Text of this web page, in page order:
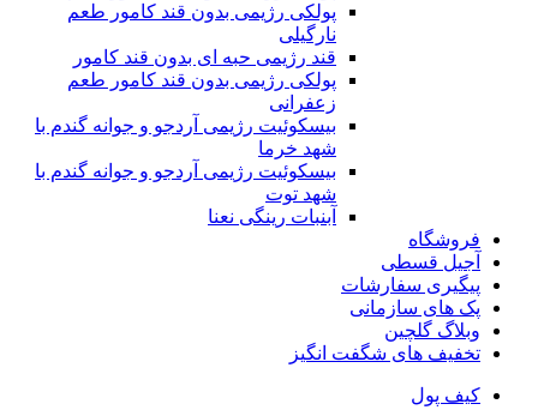
پولکی رژیمی بدون قند کامور طعم
نارگیلی
قند رژیمی حبه ای بدون قند کامور
پولکی رژیمی بدون قند کامور طعم
زعفرانی
بيسکوئيت رژیمی آردجو و جوانه گندم با
شهد خرما
بيسکوئيت رژیمی آردجو و جوانه گندم با
شهد توت
آبنبات رینگی نعنا
فروشگاه
آجیل قسطی
پیگیری سفارشات
پک های سازمانی
وبلاگ گلچین
تخفیف های شگفت انگیز
کیف پول